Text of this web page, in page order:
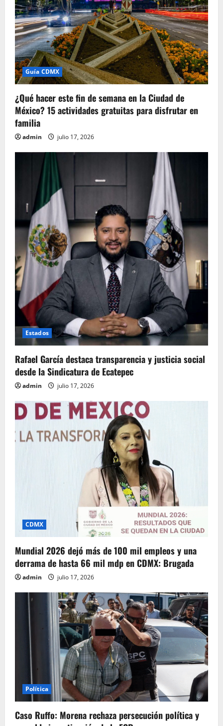
Guía CDMX
¿Qué hacer este fin de semana en la Ciudad de
México? 15 actividades gratuitas para disfrutar en
familia
admin julio 17, 2026
Estados
Rafael García destaca transparencia y justicia social
desde la Sindicatura de Ecatepec
admin julio 17, 2026
CDMX
Mundial 2026 dejó más de 100 mil empleos y una
derrama de hasta 66 mil mdp en CDMX: Brugada
admin julio 17, 2026
Política
Caso Ruffo: Morena rechaza persecución política y